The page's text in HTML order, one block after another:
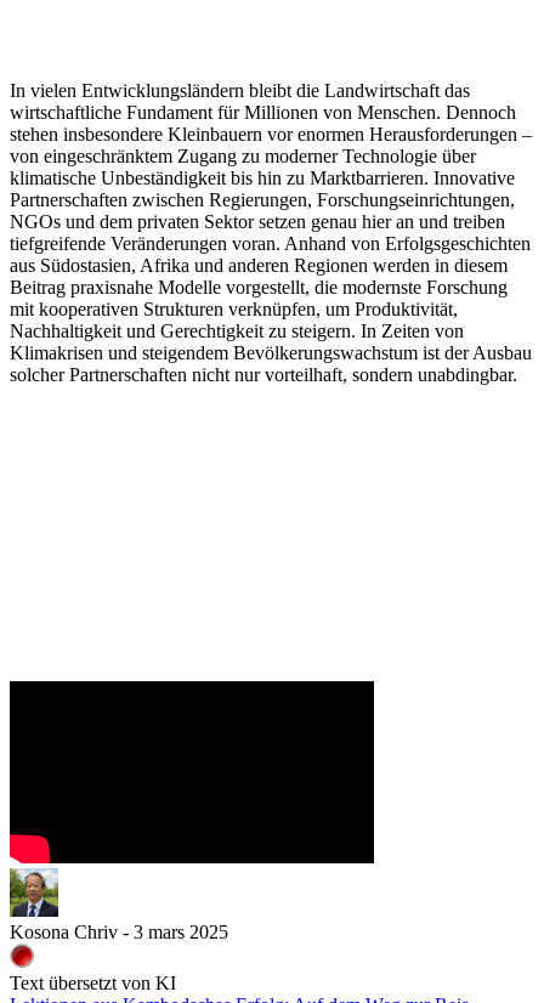
In vielen Entwicklungsländern bleibt die Landwirtschaft das
wirtschaftliche Fundament für Millionen von Menschen. Dennoch
stehen insbesondere Kleinbauern vor enormen Herausforderungen –
von eingeschränktem Zugang zu moderner Technologie über
klimatische Unbeständigkeit bis hin zu Marktbarrieren. Innovative
Partnerschaften zwischen Regierungen, Forschungseinrichtungen,
NGOs und dem privaten Sektor setzen genau hier an und treiben
tiefgreifende Veränderungen voran. Anhand von Erfolgsgeschichten
aus Südostasien, Afrika und anderen Regionen werden in diesem
Beitrag praxisnahe Modelle vorgestellt, die modernste Forschung
mit kooperativen Strukturen verknüpfen, um Produktivität,
Nachhaltigkeit und Gerechtigkeit zu steigern. In Zeiten von
Klimakrisen und steigendem Bevölkerungswachstum ist der Ausbau
solcher Partnerschaften nicht nur vorteilhaft, sondern unabdingbar.
Kosona Chriv - 3 mars 2025
Text übersetzt von KI